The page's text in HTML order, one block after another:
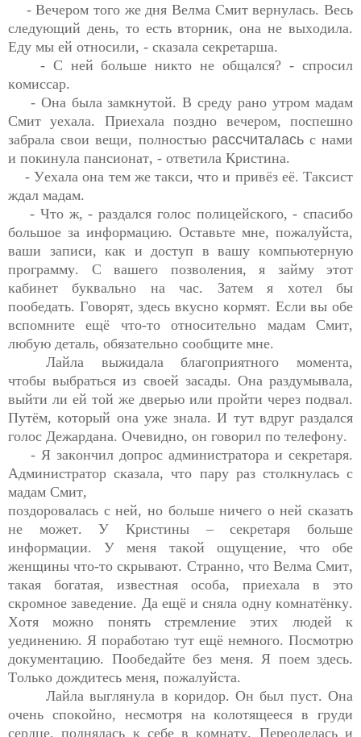
- Вечером того же дня Велма Смит вернулась. Весь
Еду мы ей относили, - сказала секретарша.
- С ней больше никто не общался? - спросил
комиссар.
- Она была замкнутой. В среду рано утром мадам
Смит уехала. Приехала поздно вечером, поспешно
забрала свои вещи, полностью рассчиталась с нами
и покинула пансионат, - ответила Кристина.
- Уехала она тем же такси, что и привёз её. Таксист
ждал мадам.
- Что ж, - раздался голос полицейского, - спасибо
большое за информацию. Оставьте мне, пожалуйста,
ваши записи, как и доступ в вашу компьютерную
программу. С вашего позволения, я займу этот
кабинет буквально на час. Затем я хотел бы
пообедать. Говорят, здесь вкусно кормят. Если вы обе
вспомните ещё что-то относительно мадам Смит,
любую деталь, обязательно сообщите мне.
Лайла выжидала благоприятного момента,
чтобы выбраться из своей засады. Она раздумывала,
выйти ли ей той же дверью или пройти через подвал.
Путём, который она уже знала. И тут вдруг раздался
голос Дежардана. Очевидно, он говорил по телефону.
- Я закончил допрос администратора и секретаря.
Администратор сказала, что пару раз столкнулась с
мадам Смит,
поздоровалась с ней, но больше ничего о ней сказать
не может. У Кристины – секретаря больше
информации. У меня такой ощущение, что обе
женщины что-то скрывают. Странно, что Велма Смит,
такая богатая, известная особа, приехала в это
скромное заведение. Да ещё и сняла одну комнатёнку.
Хотя можно понять стремление этих людей к
уединению. Я поработаю тут ещё немного. Посмотрю
документацию. Пообедайте без меня. Я поем здесь.
Только дождитесь меня, пожалуйста.
Лайла выглянула в коридор. Он был пуст. Она
очень спокойно, несмотря на колотящееся в груди
сердце, поднялась к себе в комнату. Переоделась и